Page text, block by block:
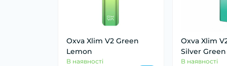
Oxva Xlim V2 Green
Lemon
В наявності
Oxva Xlim
Silver Green
В наявності